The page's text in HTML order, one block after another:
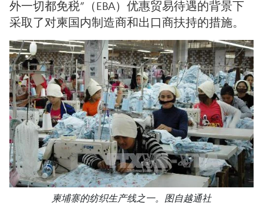
外一切都免税”（EBA）优惠贸易待遇的背景下
采取了对柬国内制造商和出口商扶持的措施。
柬埔寨的纺织生产线之一。图自越通社